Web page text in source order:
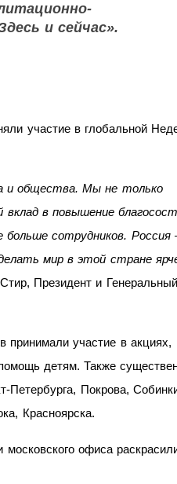
и сейчас».
участие в глобальной
и общества. Мы не только
в повышение
сотрудников. Россия
мир в этой стране
Президент и Генеральный
принимали участие в акциях,
детям. Также
Петербурга, Покрова,
Красноярска.
офиса